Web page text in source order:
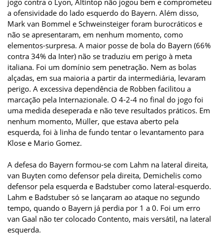
a ofensividade do lado esquerdo do Bayern. Além disso,
Mark van Bommel e Schweinsteiger foram burocráticos e
não se apresentaram, em nenhum momento, como
elementos-surpresa. A maior posse de bola do Bayern (66%
contra 34% da Inter) não se traduziu em perigo à meta
italiana. Foi um domínio sem penetração. Nem as bolas
alçadas, em sua maioria a partir da intermediária, levaram
perigo. A excessiva dependência de Robben facilitou a
marcação pela Internazionale. O 4-2-4 no final do jogo foi
uma medida deseperada e não teve resultados práticos. Em
nenhum momento, Müller, que estava aberto pela
esquerda, foi à linha de fundo tentar o levantamento para
Klose e Mario Gomez.
A defesa do Bayern formou-se com Lahm na lateral direita,
van Buyten como defensor pela direita, Demichelis como
defensor pela esquerda e Badstuber como lateral-esquerdo.
Lahm e Badstuber só se lançaram ao ataque no segundo
tempo, quando o Bayern já perdia por 1 a 0. Foi um erro
van Gaal não ter colocado Contento, mais versátil, na lateral
esquerda.